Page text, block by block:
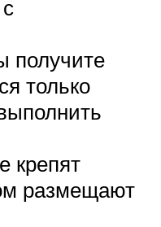
получите
только
крепят
размещают